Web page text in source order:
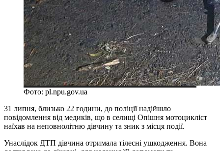
Фото: pl.npu.gov.ua
31 липня, близько 22 години, до поліції надійшло
повідомлення від медиків, що в селищі Опішня мотоцикліст
наїхав на неповнолітню дівчину та зник з місця події.
Унаслідок ДТП дівчина отримала тілесні ушкодження. Вона